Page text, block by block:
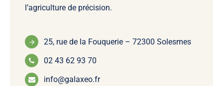
l’agriculture de précision.
25, rue de la Fouquerie – 72300 Solesmes
02 43 62 93 70
info@galaxeo.fr